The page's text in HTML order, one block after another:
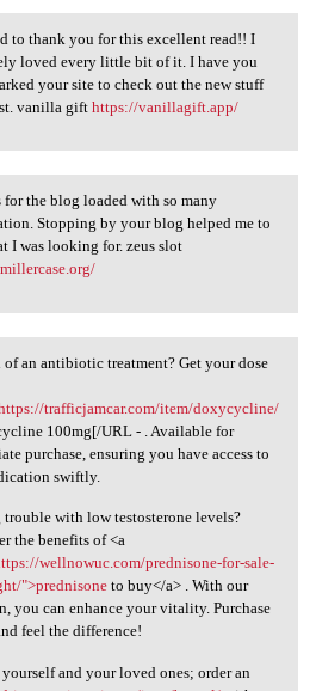
to thank you for
to thank you for this excellent read!! I
loved every little bit of it. I have you
your site to check out the new stuff
vanilla gift https://vanillagift.app/
for the blog loaded
for the blog loaded with so many
Stopping by your blog helped me to
I was looking for. zeus slot
an antibiotic
of an antibiotic treatment? Get your dose
trafficjamcar.com/item/doxycycline/
100mg[/URL - . Available for
purchase, ensuring you have access to
swiftly.
with low testosterone levels?
the benefits of <a
wellnowuc.com/prednisone-for-sale-
">prednisoneto buy</a> . With our
you can enhance your vitality. Purchase
feel the difference!
and your loved ones; order an